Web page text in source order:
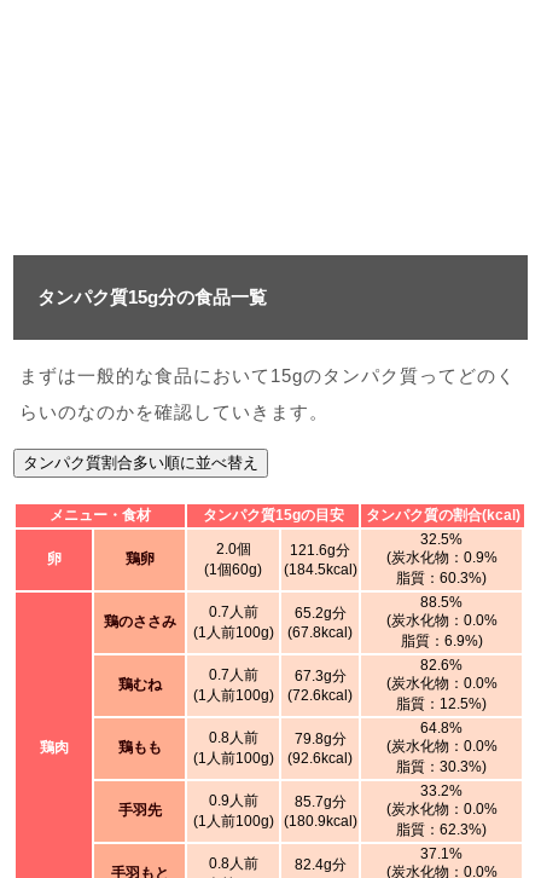
タンパク質15g分の食品一覧
まずは一般的な食品において15gのタンパク質ってどのく
らいのなのかを確認していきます。
タンパク質割合多い順に並べ替え
メニュー・食材 タンパク質15gの目安 タンパク質の割合(kcal)
卵 鶏卵
2.0個
(1個60g)
121.6g分
(184.5kcal)
32.5%
(炭水化物：0.9%
脂質：60.3%)
鶏肉
鶏のささみ
0.7人前
(1人前100g)
65.2g分
(67.8kcal)
88.5%
(炭水化物：0.0%
脂質：6.9%)
鶏むね
0.7人前
(1人前100g)
67.3g分
(72.6kcal)
82.6%
(炭水化物：0.0%
脂質：12.5%)
鶏もも
0.8人前
(1人前100g)
79.8g分
(92.6kcal)
64.8%
(炭水化物：0.0%
脂質：30.3%)
手羽先
0.9人前
(1人前100g)
85.7g分
(180.9kcal)
33.2%
(炭水化物：0.0%
脂質：62.3%)
手羽もと
0.8人前
82.4g分
37.1%
(炭水化物：0.0%